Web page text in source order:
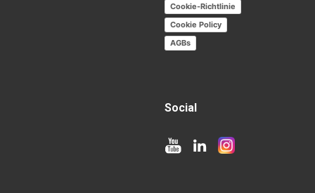
Cookie-Richtlinie
Cookie Policy
AGBs
Social